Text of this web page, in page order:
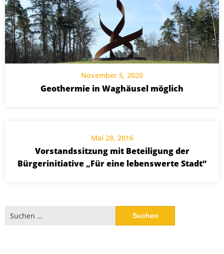
November 5, 2020
Geothermie in Waghäusel möglich
Mai 28, 2016
Vorstandssitzung mit Beteiligung der
Bürgerinitiative „Für eine lebenswerte Stadt“